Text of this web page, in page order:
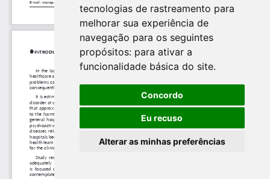
tecnologias de rastreamento para
melhorar sua experiência de
navegação para os seguintes
propósitos: para ativar a
funcionalidade básica do site.
Concordo
Eu recuso
Alterar as minhas preferências